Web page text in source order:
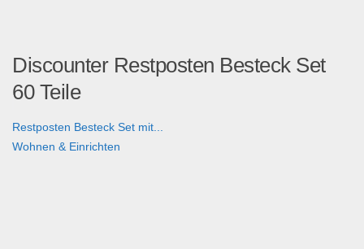
Discounter Restposten Besteck Set
60 Teile
Restposten Besteck Set mit...
Wohnen & Einrichten